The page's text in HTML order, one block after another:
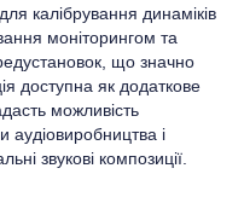
калібрування динаміків
моніторингом та
що значно
доступна як додаткове
можливість
і
звукові композиції.